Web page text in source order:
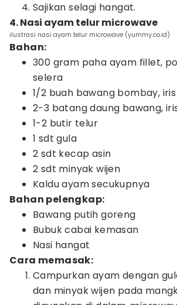
Sajikan selagi hangat.
4. Nasi ayam telur microwave
ilustrasi nasi ayam telur microwave (yummy.co.id)
Bahan:
300 gram paha ayam fillet,
selera
1/2 buah bawang bombay, iris
2-3 batang daung bawang,
1-2 butir telur
1 sdt gula
2 sdt kecap asin
2 sdt minyak wijen
Kaldu ayam secukupnya
Bahan pelengkap:
Bawang putih goreng
Bubuk cabai kemasan
Nasi hangat
Cara memasak:
Campurkan ayam dengan
dan minyak wijen pada